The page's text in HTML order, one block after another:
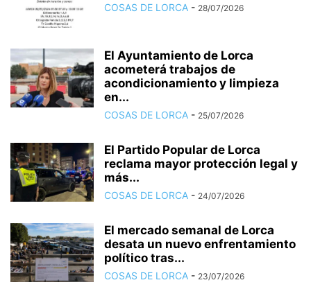
COSAS DE LORCA - 28/07/2026
El Ayuntamiento de Lorca
acometerá trabajos de
acondicionamiento y limpieza
en...
COSAS DE LORCA - 25/07/2026
El Partido Popular de Lorca
reclama mayor protección legal y
más...
COSAS DE LORCA - 24/07/2026
El mercado semanal de Lorca
desata un nuevo enfrentamiento
político tras...
COSAS DE LORCA - 23/07/2026